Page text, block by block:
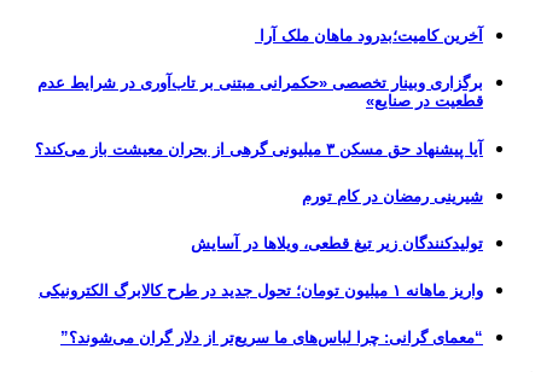
آخرین کامیت؛بدرود ماهان ملک آرا
برگزاری وبینار تخصصی «حکمرانی مبتنی بر تاب‌آوری در شرایط عدم
قطعیت در صنایع»
آیا پیشنهاد حق مسکن ۳ میلیونی گرهی از بحران معیشت باز می‌کند؟
شیرینی رمضان در کام تورم
تولیدکنندگان زیر تیغ قطعی، ویلاها در آسایش
واریز ماهانه ۱ میلیون تومان؛ تحول جدید در طرح کالابرگ الکترونیکی
“معمای گرانی: چرا لباس‌های ما سریع‌تر از دلار گران می‌شوند؟”